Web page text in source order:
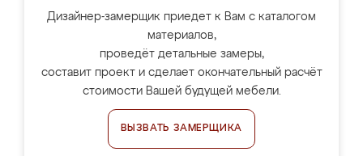
Дизайнер-замерщик приедет к Вам с каталогом
материалов,
проведёт детальные замеры,
составит проект и сделает окончательный расчёт
стоимости Вашей будущей мебели.
ВЫЗВАТЬ ЗАМЕРЩИКА